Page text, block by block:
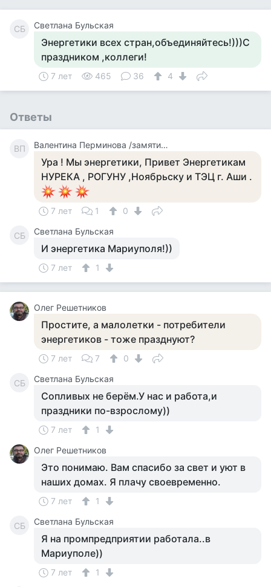
СБ Светлана Бульская
Энергетики всех стран,объединяйтесь!)))С
праздником ,коллеги!
7 лет 465 36 4
Ответы
ВП Валентина Перминова /замятина/
Ура ! Мы энергетики, Привет Энергетикам
НУРЕКА , РОГУНУ ,Ноябрьску и ТЭЦ г. Аши .
7 лет 1 0
СБ Светлана Бульская
И энергетика Мариуполя!))
7 лет 1
Олег Решетников
Простите, а малолетки - потребители
энергетиков - тоже празднуют?
7 лет 7 0
СБ Светлана Бульская
Сопливых не берём.У нас и работа,и
праздники по-взрослому))
7 лет
1
Олег Решетников
Это понимаю. Вам спасибо за свет и уют в
наших домах. Я плачу своевременно.
7 лет 1
СБ Светлана Бульская
Я на промпредприятии работала..в
Мариуполе))
7 лет
1